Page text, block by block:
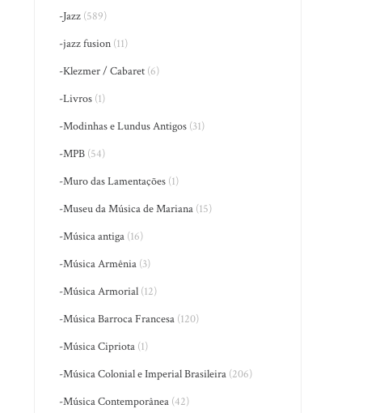
-Jazz (589)
-jazz fusion (11)
-Klezmer / Cabaret (6)
-Livros (1)
-Modinhas e Lundus Antigos (31)
-MPB (54)
-Muro das Lamentações (1)
-Museu da Música de Mariana (15)
-Música antiga (16)
-Música Armênia (3)
-Música Armorial (12)
-Música Barroca Francesa (120)
-Música Cipriota (1)
-Música Colonial e Imperial Brasileira (206)
-Música Contemporânea (42)